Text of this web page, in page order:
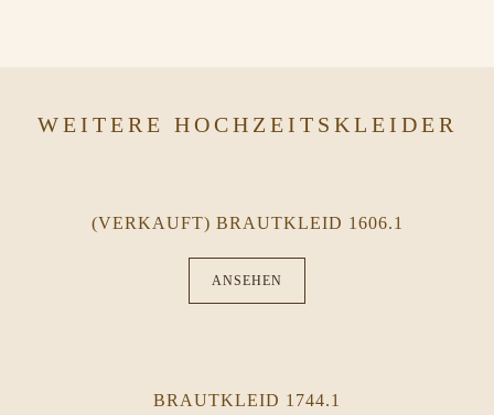
WEITERE HOCHZEITSKLEIDER
(VERKAUFT) BRAUTKLEID 1606.1
ANSEHEN
BRAUTKLEID 1744.1